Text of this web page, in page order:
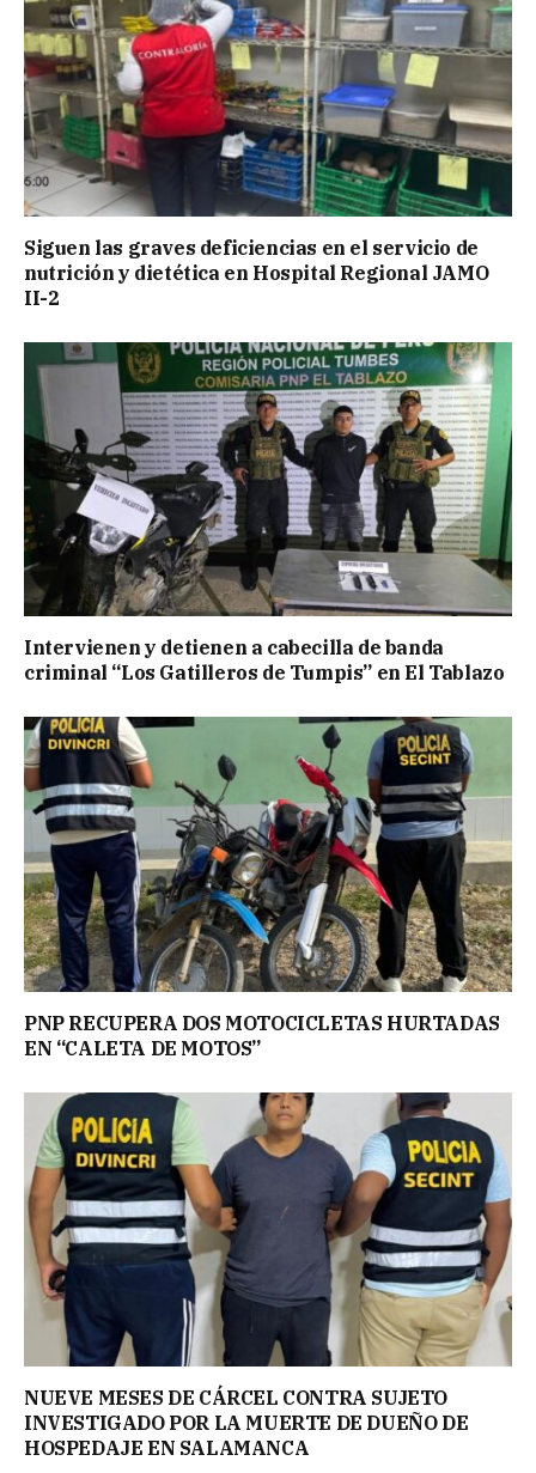
Siguen las graves deficiencias en el servicio de
nutrición y dietética en Hospital Regional JAMO
II-2
Intervienen y detienen a cabecilla de banda
criminal “Los Gatilleros de Tumpis” en El Tablazo
PNP RECUPERA DOS MOTOCICLETAS HURTADAS
EN “CALETA DE MOTOS”
NUEVE MESES DE CÁRCEL CONTRA SUJETO
INVESTIGADO POR LA MUERTE DE DUEÑO DE
HOSPEDAJE EN SALAMANCA